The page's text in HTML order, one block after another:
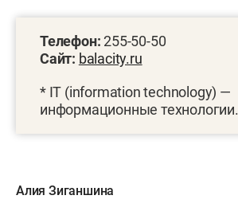
Телефон: 255-50-50
Сайт: balacity.ru
* IT (information technology) —
информационные технологии.
Алия Зиганшина